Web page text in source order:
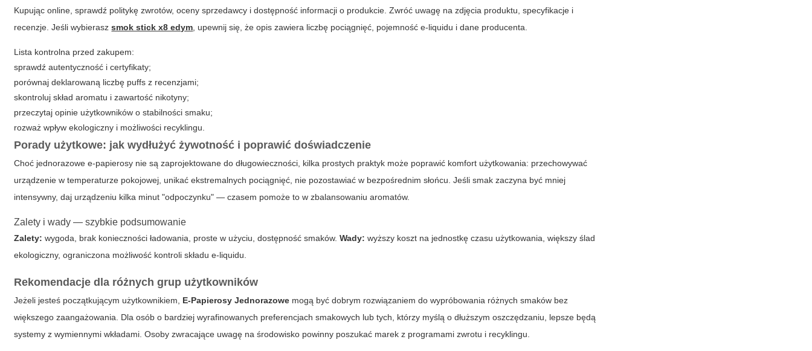
Kupując online, sprawdź politykę zwrotów, oceny sprzedawcy i dostępność informacji o produkcie. Zwróć uwagę na zdjęcia produktu, specyfikacje i
recenzje. Jeśli wybieraszsmok stick x8 edym , upewnij się, że opis zawiera liczbę pociągnięć, pojemność e-liquidu i dane producenta.
Lista kontrolna przed zakupem:
sprawdź autentyczność i certyfikaty;
porównaj deklarowaną liczbę puffs z recenzjami;
skontroluj skład aromatu i zawartość nikotyny;
przeczytaj opinie użytkowników o stabilności smaku;
rozważ wpływ ekologiczny i możliwości recyklingu.
Porady użytkowe: jak wydłużyć żywotność i poprawić doświadczenie
Choć jednorazowe e-papierosy nie są zaprojektowane do długowieczności, kilka prostych praktyk może poprawić komfort użytkowania: przechowywać
urządzenie w temperaturze pokojowej, unikać ekstremalnych pociągnięć, nie pozostawiać w bezpośrednim słońcu. Jeśli smak zaczyna być mniej
intensywny, daj urządzeniu kilka minut "odpoczynku" — czasem pomoże to w zbalansowaniu aromatów.
Zalety i wady — szybkie podsumowanie
Zalety: wygoda, brak konieczności ładowania, proste w użyciu, dostępność smaków.Wady: wyższy koszt na jednostkę czasu użytkowania, większy ślad
ekologiczny, ograniczona możliwość kontroli składu e-liquidu.
Rekomendacje dla różnych grup użytkowników
Jeżeli jesteś początkującym użytkownikiem, E-Papierosy Jednorazowe mogą być dobrym rozwiązaniem do wypróbowania różnych smaków bez
większego zaangażowania. Dla osób o bardziej wyrafinowanych preferencjach smakowych lub tych, którzy myślą o dłuższym oszczędzaniu, lepsze będą
systemy z wymiennymi wkładami. Osoby zwracające uwagę na środowisko powinny poszukać marek z programami zwrotu i recyklingu.